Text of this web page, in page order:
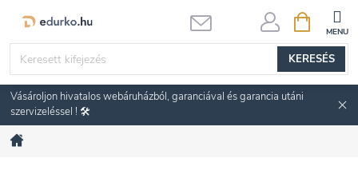
KERESÉS
KOSÁR
Vásároljon hivatalos webáruházból, garanciával és garancia utáni
szervizeléssel ! 🛠️